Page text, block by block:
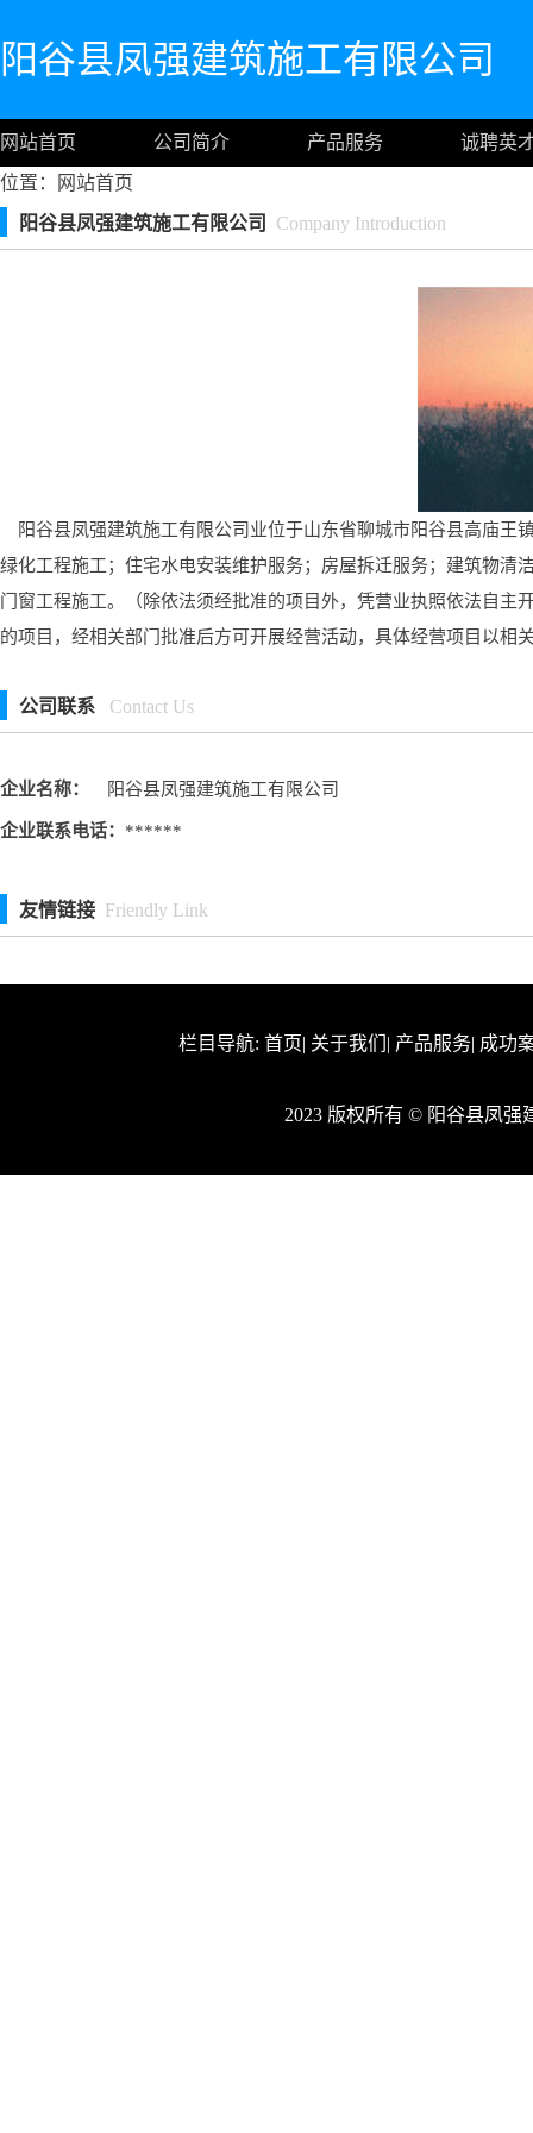
阳谷县凤强建筑施工有限公司
网站首页 公司简介 产品服务
诚聘英
位置：
网站首页
阳谷县凤强建筑施工有限公司
Company Introduction
阳谷县凤强建筑施工有限公司业位于山东省聊城市阳谷县高庙王
绿化工程施工；住宅水电安装维护服务；房屋拆迁服务；建筑物
门窗工程施工。（除依法须经批准的项目外，凭营业执照依法自
的项目，经相关部门批准后方可开展经营活动，具体经营项目以相
公司联系 Contact Us
企业名称： 阳谷县凤强建筑施工有限公司
企业联系电话： ******
友情链接 Friendly Link
栏目导航: 首页| 关于我们 | 产品服务| 成功
2023 版权所有 © 阳谷县凤